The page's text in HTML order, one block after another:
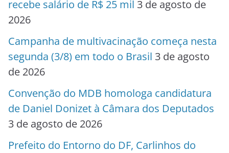
recebe salário de R$ 25 mil 3 de agosto de
2026
Campanha de multivacinação começa nesta
segunda (3/8) em todo o Brasil 3 de agosto
de 2026
Convenção do MDB homologa candidatura
de Daniel Donizet à Câmara dos Deputados
3 de agosto de 2026
Prefeito do Entorno do DF, Carlinhos do